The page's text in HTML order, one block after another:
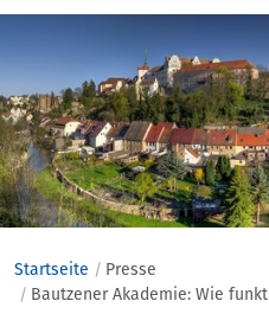
anspringen
Startseite
Presse
Bautzener Akademie: Wie